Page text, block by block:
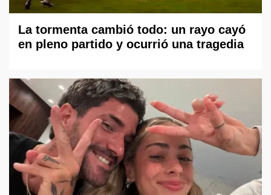
La tormenta cambió todo: un rayo cayó
en pleno partido y ocurrió una tragedia